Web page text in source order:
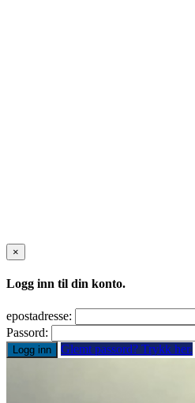
×
Logg inn til din konto.
epostadresse:
Passord:
Logg inn Glemt passord? Trykk her.